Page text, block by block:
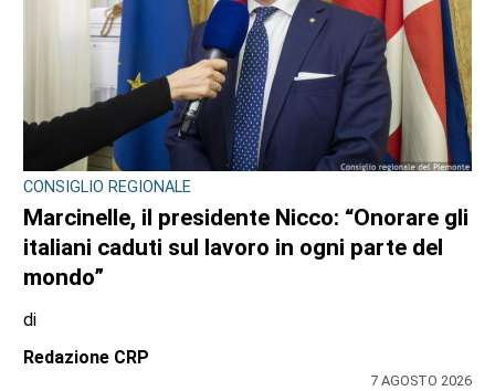
CONSIGLIO REGIONALE
Marcinelle, il presidente Nicco: “Onorare gli
italiani caduti sul lavoro in ogni parte del
mondo”
di
Redazione CRP
7 AGOSTO 2026